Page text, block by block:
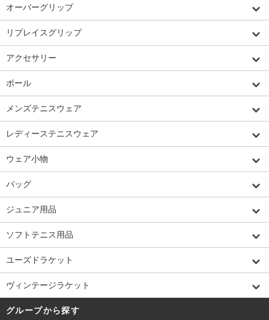
オーバーグリップ
リプレイスグリップ
アクセサリー
ボール
メンズテニスウェア
レディーステニスウェア
ウェア小物
バッグ
ジュニア用品
ソフトテニス用品
ユーズドラケット
ヴィンテージラケット
グループから探す